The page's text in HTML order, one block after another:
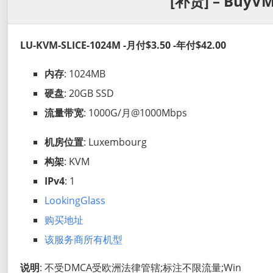
LU-KVM-SLICE-1024M -月付$3.50 -年付$42.00
内存: 1024MB
硬盘: 20GB SSD
流量带宽: 1000G/月@1000Mbps
机房位置: Luxembourg
构架: KVM
IPv4: 1
LookingGlass
购买地址
该服务商所有机型
说明: 不受DMCA受欧洲法律管辖;标注不限流量;Win